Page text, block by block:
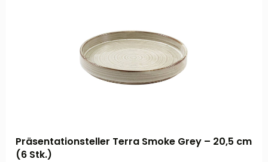
Präsentationsteller Terra Smoke Grey – 20,5 cm
(6 Stk.)